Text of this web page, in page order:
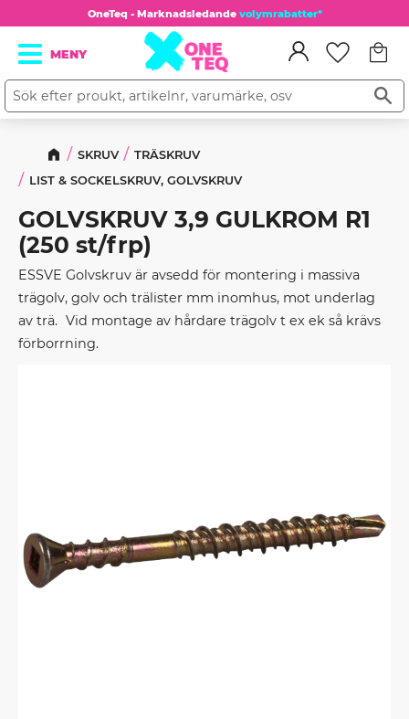
Meny
OneTeq - Marknadsledande volymrabatter*
SKRUV
TRÄSKRUV
LIST & SOCKELSKRUV, GOLVSKRUV
GOLVSKRUV 3,9 GULKROM R1
(250 st/frp)
ESSVE Golvskruv är avsedd för montering i massiva
trägolv, golv och trälister mm inomhus, mot underlag
av trä. Vid montage av hårdare trägolv t ex ek så krävs
förborrning.